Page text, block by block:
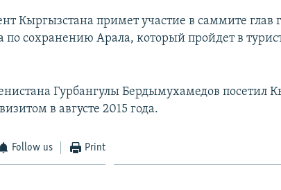
Кыргызстана примет участие в саммите глав
по сохранению Арала, который пройдет в
Гурбангулы Бердымухамедов посетил
в августе 2015 года.
Follow us Print